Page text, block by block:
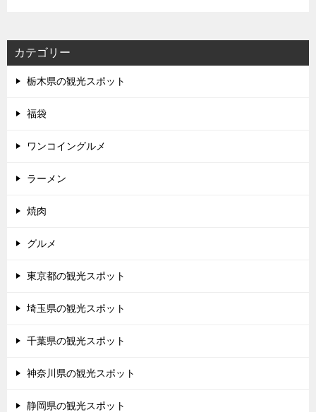
カテゴリー
栃木県の観光スポット
福袋
ワンコイングルメ
ラーメン
焼肉
グルメ
東京都の観光スポット
埼玉県の観光スポット
千葉県の観光スポット
神奈川県の観光スポット
静岡県の観光スポット